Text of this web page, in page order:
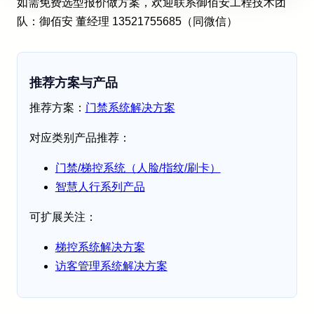
队：御佰安 董经理 13521755685（同微信）
推荐方案与产品
推荐方案： 门禁系统解决方案
对应类别产品推荐：
门禁/梯控系统（人脸/指纹/刷卡）
智慧人行系列产品
可扩展关注：
梯控系统解决方案
访客管理系统解决方案